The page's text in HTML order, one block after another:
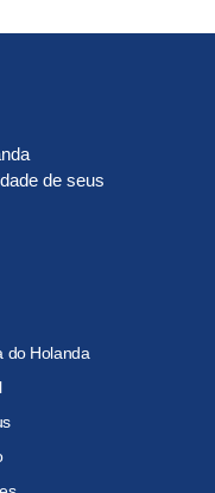
de seus
do Holanda